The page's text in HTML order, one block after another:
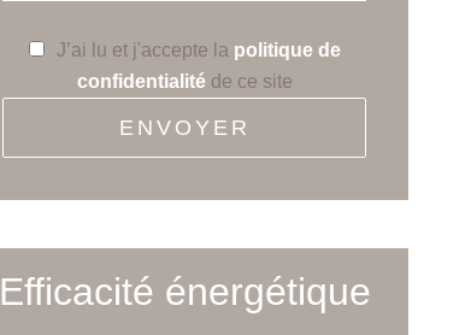
J’ai lu et j'accepte la politique de
confidentialitéde ce site
ENVOYER
Efficacité énergétique